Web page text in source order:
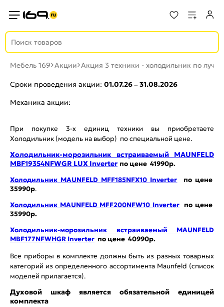
Мебель 169 Акции Акция 3 техники - холодильник по
Сроки проведения акции: 01.07.26 – 31.08.2026
Механика акции:
При покупке 3-х единиц техники вы приобретаете
Холодильник (модель на выбор) по специальной цене.
Холодильник-морозильник встраиваемый MAUNFELD
MBF19354NFWGR LUX Inverter по цене 41990р.
Холодильник MAUNFELD MFF185NFX10 Inverter по цене
35990р.
Холодильник MAUNFELD MFF200NFW10 Inverter по цене
35990р.
Холодильник-морозильник встраиваемый MAUNFELD
MBF177NFWHGR Inverter по цене 40990р.
Все приборы в комплекте должны быть из разных товарных
категорий из определенного ассортимента Maunfeld (список
моделей прилагается).
Духовой шкаф является обязательной единицей
комплекта